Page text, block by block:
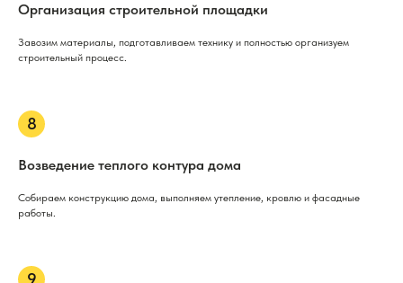
Организация строительной площадки
Завозим материалы, подготавливаем технику и полностью организуем
строительный процесс.
Возведение теплого контура дома
Собираем конструкцию дома, выполняем утепление, кровлю и фасадные
работы.